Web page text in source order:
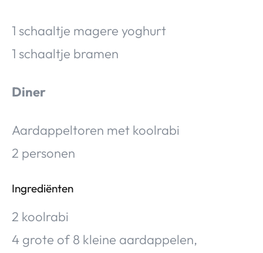
1 schaaltje magere yoghurt
1 schaaltje bramen
Diner
Aardappeltoren met koolrabi
2 personen
Ingrediënten
2 koolrabi
4 grote of 8 kleine aardappelen,